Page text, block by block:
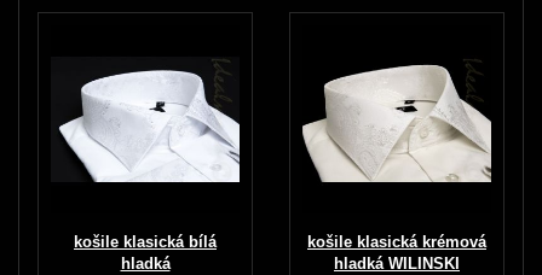
košile klasická bílá
hladká
košile klasická krémová
hladká WILINSKI